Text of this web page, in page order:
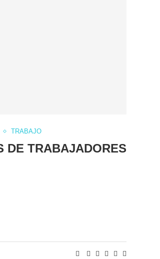
TRABAJO
DE TRABAJADORES